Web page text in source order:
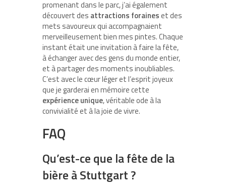
promenant dans le parc, j’ai également
découvert des attractions foraineset des
mets savoureux qui accompagnaient
merveilleusement bien mes pintes. Chaque
instant était une invitation à faire la fête,
à échanger avec des gens du monde entier,
et à partager des moments inoubliables.
C’est avec le cœur léger et l’esprit joyeux
que je garderai en mémoire cette
expérience unique, véritable ode à la
convivialité et à la joie de vivre.
FAQ
Qu’est-ce que la fête de la
bière à Stuttgart ?